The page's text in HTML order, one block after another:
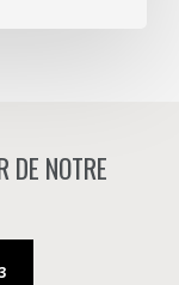
DE NOTRE